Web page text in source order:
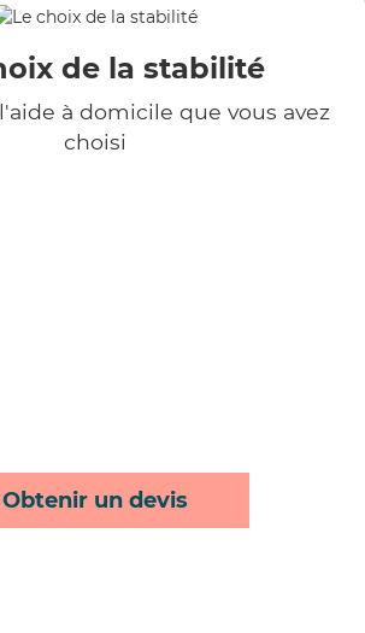
de la stabilité
à domicile que vous avez
choisi
Obtenir un devis